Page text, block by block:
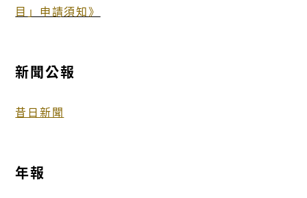
目」申請須知》
新聞公報
昔日新聞
年報